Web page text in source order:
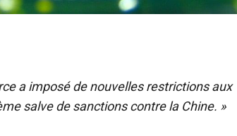
a imposé de nouvelles restrictions aux
salve de sanctions contre la Chine. »